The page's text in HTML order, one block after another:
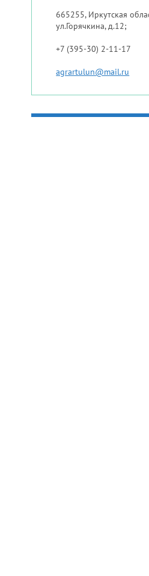
665255, Иркутская
ул.Горячкина, д.12;
+7 (395-30) 2-11-17
agrartulun@mail.ru